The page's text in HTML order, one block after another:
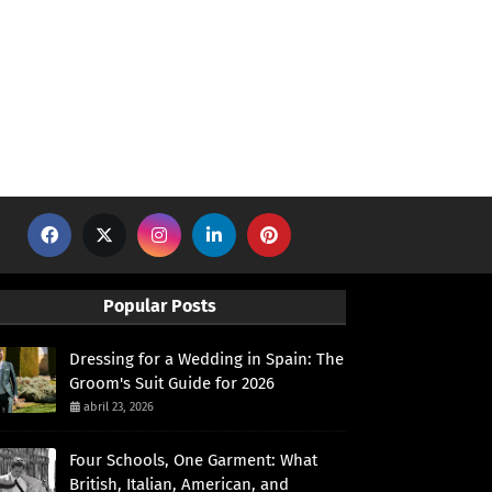
Popular Posts
Dressing for a Wedding in Spain: The
Groom's Suit Guide for 2026
abril 23, 2026
Four Schools, One Garment: What
British, Italian, American, and